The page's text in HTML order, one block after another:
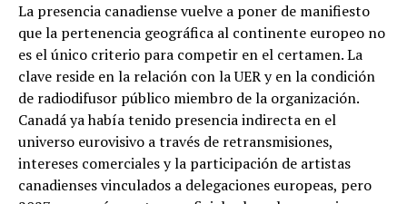
La presencia canadiense vuelve a poner de manifiesto
que la pertenencia geográfica al continente europeo no
es el único criterio para competir en el certamen. La
clave reside en la relación con la UER y en la condición
de radiodifusor público miembro de la organización.
Canadá ya había tenido presencia indirecta en el
universo eurovisivo a través de retransmisiones,
intereses comerciales y la participación de artistas
canadienses vinculados a delegaciones europeas, pero